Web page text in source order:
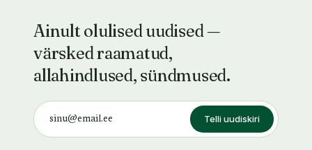
Ainult olulised uudised —
värsked raamatud,
allahindlused, sündmused.
Telli uudiskiri